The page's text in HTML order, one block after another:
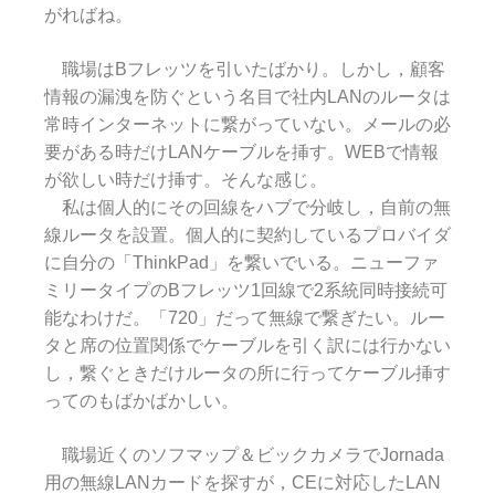
がればね。
職場はBフレッツを引いたばかり。しかし，顧客
情報の漏洩を防ぐという名目で社内LANのルータは
常時インターネットに繋がっていない。メールの必
要がある時だけLANケーブルを挿す。WEBで情報
が欲しい時だけ挿す。そんな感じ。
私は個人的にその回線をハブで分岐し，自前の無
線ルータを設置。個人的に契約しているプロバイダ
に自分の「ThinkPad」を繋いでいる。ニューファ
ミリータイプのBフレッツ1回線で2系統同時接続可
能なわけだ。「720」だって無線で繋ぎたい。ルー
タと席の位置関係でケーブルを引く訳には行かない
し，繋ぐときだけルータの所に行ってケーブル挿す
ってのもばかばかしい。
職場近くのソフマップ＆ビックカメラでJornada
用の無線LANカードを探すが，CEに対応したLAN